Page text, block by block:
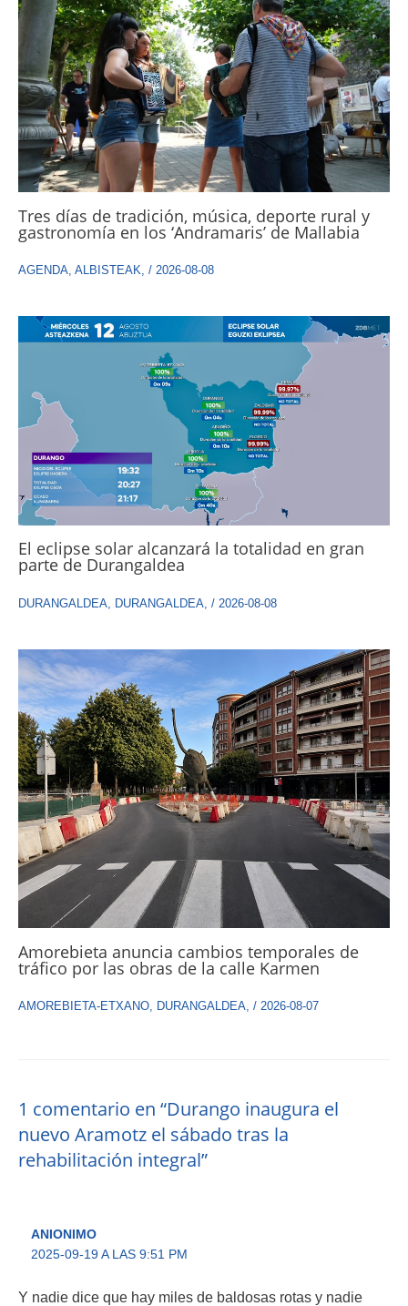
Tres días de tradición, música, deporte rural y
gastronomía en los ‘Andramaris’ de Mallabia
AGENDA, ALBISTEAK, / 2026-08-08
El eclipse solar alcanzará la totalidad en gran
parte de Durangaldea
DURANGALDEA DURANGALDEA / 2026-08-08
Amorebieta anuncia cambios temporales de
tráfico por las obras de la calle Karmen
AMOREBIETA-ETXANO, DURANGALDEA, / 2026-08-07
1 comentario en “Durango inaugura el
nuevo Aramotz el sábado tras la
rehabilitación integral”
ANIONIMO
2025-09-19 A LAS 9:51 PM
Y nadie dice que hay miles de baldosas rotas y nadie